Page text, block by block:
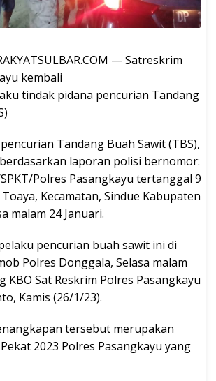
— Satreskrim
kembali
tindak pidana pencurian Tandang
Tandang Buah Sawit (TBS),
berdasarkan laporan polisi bernomor:
Polres Pasangkayu tertanggal 9
Kecamatan, Sindue Kabupaten
malam 24 Januari.
pencurian buah sawit ini di
Polres Donggala, Selasa malam
KBO Sat Reskrim Polres Pasangkayu
Kamis (26/1/23).
tersebut merupakan
2023 Polres Pasangkayu yang